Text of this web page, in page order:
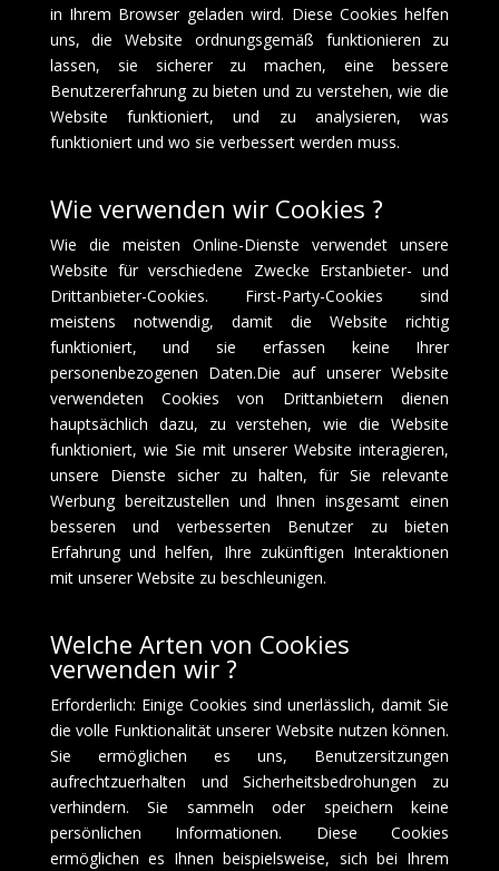
in Ihrem Browser geladen wird. Diese Cookies helfen
uns, die Website ordnungsgemäß funktionieren zu
lassen, sie sicherer zu machen, eine bessere
Benutzererfahrung zu bieten und zu verstehen, wie die
Website funktioniert, und zu analysieren, was
funktioniert und wo sie verbessert werden muss.
Wie verwenden wir Cookies ?
Wie die meisten Online-Dienste verwendet unsere
Website für verschiedene Zwecke Erstanbieter- und
Drittanbieter-Cookies. First-Party-Cookies sind
meistens notwendig, damit die Website richtig
funktioniert, und sie erfassen keine Ihrer
personenbezogenen Daten.Die auf unserer Website
verwendeten Cookies von Drittanbietern dienen
hauptsächlich dazu, zu verstehen, wie die Website
funktioniert, wie Sie mit unserer Website interagieren,
unsere Dienste sicher zu halten, für Sie relevante
Werbung bereitzustellen und Ihnen insgesamt einen
besseren und verbesserten Benutzer zu bieten
Erfahrung und helfen, Ihre zukünftigen Interaktionen
mit unserer Website zu beschleunigen.
Welche Arten von Cookies
verwenden wir ?
Erforderlich: Einige Cookies sind unerlässlich, damit Sie
die volle Funktionalität unserer Website nutzen können.
Sie ermöglichen es uns, Benutzersitzungen
aufrechtzuerhalten und Sicherheitsbedrohungen zu
verhindern. Sie sammeln oder speichern keine
persönlichen Informationen. Diese Cookies
ermöglichen es Ihnen beispielsweise, sich bei Ihrem